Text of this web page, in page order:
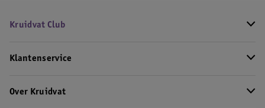
Kruidvat Club
Klantenservice
Over Kruidvat